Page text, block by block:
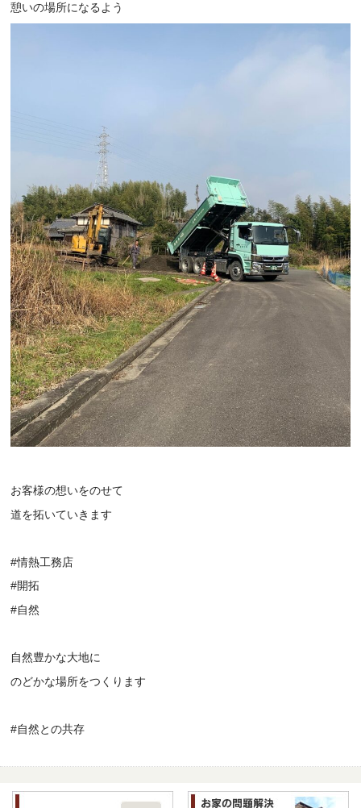
憩いの場所になるよう
お客様の想いをのせて
道を拓いていきます
#情熱工務店
#開拓
#自然
自然豊かな大地に
のどかな場所をつくります
#自然との共存